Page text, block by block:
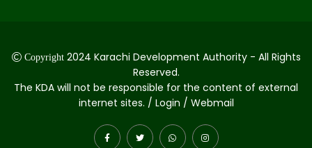
Copyright2024 Karachi Development Authority - All Rights
Reserved.
The KDA will not be responsible for the content of external
internet sites. / Login / Webmail